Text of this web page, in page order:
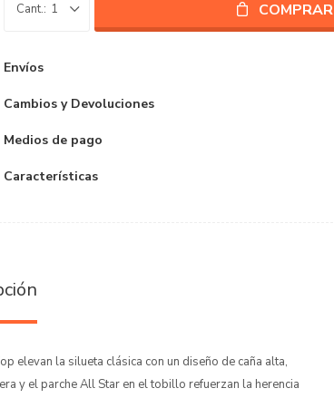
1 COMPRAR
Envíos
Cambios y Devoluciones
Medios de pago
Características
elevan la silueta clásica con un diseño de caña alta,
y el parche All Star en el tobillo refuerzan la herencia